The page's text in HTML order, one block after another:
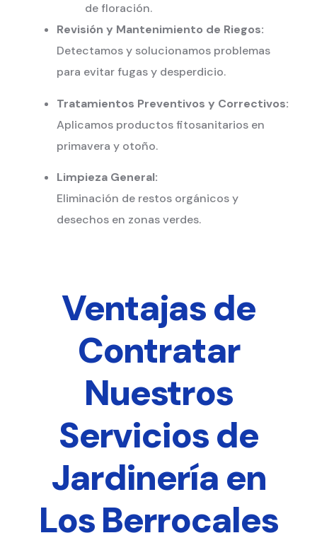
de floración.
Revisión y Mantenimiento de Riegos:
Detectamos y solucionamos problemas
para evitar fugas y desperdicio.
Tratamientos Preventivos y Correctivos:
Aplicamos productos fitosanitarios en
primavera y otoño.
Limpieza General:
Eliminación de restos orgánicos y
desechos en zonas verdes.
Ventajas de
Contratar
Nuestros
Servicios de
Jardinería en
Los Berrocales